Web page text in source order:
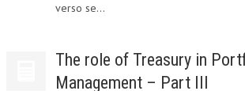
GIURISPRUDENZA
verso se...
The role of Treasury in
Management – Part III